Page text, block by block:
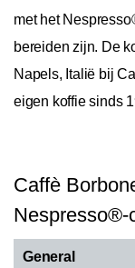
met het
bereiden zijn. De
Napels, Italië bij
eigen koffie sinds
Caffè
Nespresso®-
General